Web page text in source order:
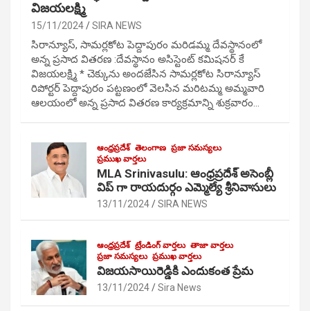
విజయలక్ష్మి
15/11/2024 SIRA NEWS
సిరాన్యూస్, సామర్లకోట పెద్దాపురం మరిడమ్మ దేవస్థానంలో
అన్న ప్రసాద వితరణ :దేవస్థానం అసిస్టెంట్ కమిషనర్ కే
విజయలక్ష్మి * చెక్కును అందజేసిన సామర్లకోట సిరాన్యూస్
రిపోర్టర్ పెద్దాపురం పట్టణంలో వెలసిన మరిటమ్మ అమ్మవారి
ఆలయంలో అన్న ప్రసాద వితరణ కార్యక్రమాన్ని శుక్రవారం…
ఆంధ్రప్రదేశ్ తెలంగాణ ప్రజా సమస్యలు
ప్రముఖ వార్తలు
MLA Srinivasulu: ఆంధ్రప్రదేశ్ అసెంబ్లీ
విప్ గా రాయదుర్గం ఎమ్మెల్యే శ్రీనివాసులు
13/11/2024 SIRA NEWS
ఆంధ్రప్రదేశ్ ట్రేండింగ్ వార్తలు తాజా వార్తలు
ప్రజా సమస్యలు ప్రముఖ వార్తలు
విజయసాయిరెడ్డికి ఎందుకంత ప్రేమ
13/11/2024 Sira News